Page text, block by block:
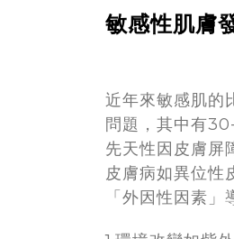
敏感性肌膚
近年來敏感肌的
問題，其中有
先天性因皮膚屏
皮膚病如異位性
「外因性因素」